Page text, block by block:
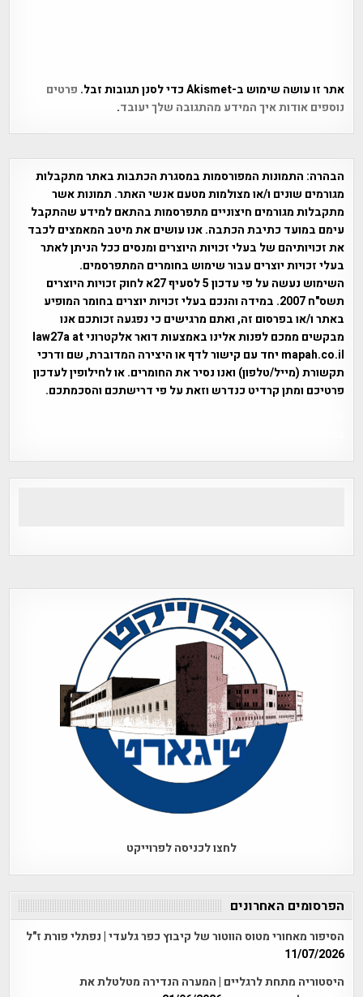
אתר זו עושה שימוש ב-Akismet כדי לסנן תגובות זבל.
פרטים
נוספים אודות איך המידע מהתגובה שלך יעובד.
הבהרה: התמונות המפורסמות במסגרת הכתבות באתר מתקבלות
מגורמים שונים ו/או מצולמות מטעם אנשי האתר. תמונות אשר
מתקבלות מגורמים חיצוניים מתפרסמות בהתאם למידע שהתקבל
עימם במועד כתיבת הכתבה. אנו עושים את מיטב המאמצים לכבד
את זכויותיהם של בעלי זכויות היוצרים ומנסים ככל הניתן לאתר
בעלי זכויות יוצרים עבור שימוש בחומרים המתפרסמים.
השימוש נעשה על פי עדכון 5 לסעיף 27א לחוק זכויות היוצרים
תשס"ח 2007. במידה והנכם בעלי זכויות יוצרים בחומר המופיע
באתר ו/או בפרסום זה, ואתם מרגישים כי נפגעה זכותכם אנו
מבקשים ממכם לפנות אלינו באמצעות דואר אלקטרוני law27a at
mapah.co.il יחד עם קישור לדף או היצירה המדוברת, שם ודרכי
תקשורת (מייל/טלפון) ואנו נסיר את החומרים. או לחילופין לעדכון
פרטיכם ומתן קרדיט כנדרש וזאת על פי דרישתכם והסכמתכם.
לחצו לכניסה לפרוייקט
הפרסומים האחרונים
הסיפור מאחורי מטוס הווטור של קיבוץ כפר גלעדי | נפתלי פורת ז"ל
11/07/2026
היסטוריה מתחת לרגליים | המערה הנדירה מטלטלת את